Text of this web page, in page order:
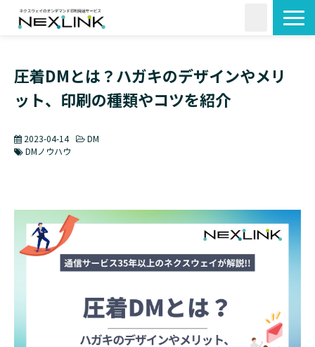
活用シーン
料金・形状
圧着DMとは？ハガキのデザインやメリ
ット、印刷の種類やコツを紹介
2023-04-14
DM
DMノウハウ